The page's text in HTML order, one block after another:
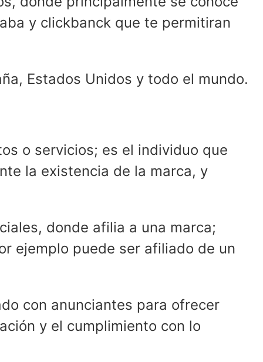
y clickbanck que te permitiran
Estados Unidos y todo el mundo.
o servicios; es el individuo que
la existencia de la marca, y
donde afilia a una marca;
ejemplo puede ser afiliado de un
con anunciantes para ofrecer
y el cumplimiento con lo